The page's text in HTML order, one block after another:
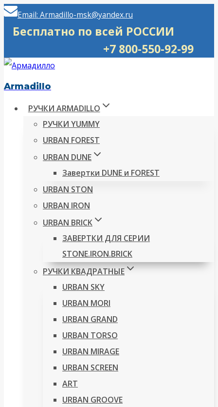
Перейти
Email: Armadillo-msk@yandex.ru
Бесплатно по всей РОССИИ
+7 800-550-92-99
Armadillo
РУЧКИ ARMADILLO
РУЧКИ YUMMY
URBAN FOREST
URBAN DUNE
Завертки DUNE и FOREST
URBAN STON
URBAN IRON
URBAN BRICK
ЗАВЕРТКИ ДЛЯ СЕРИИ
STONE.IRON.BRICK
РУЧКИ КВАДРАТНЫЕ
URBAN SKY
URBAN MORI
URBAN GRAND
URBAN TORSO
URBAN MIRAGE
URBAN SCREEN
ART
URBAN GROOVE